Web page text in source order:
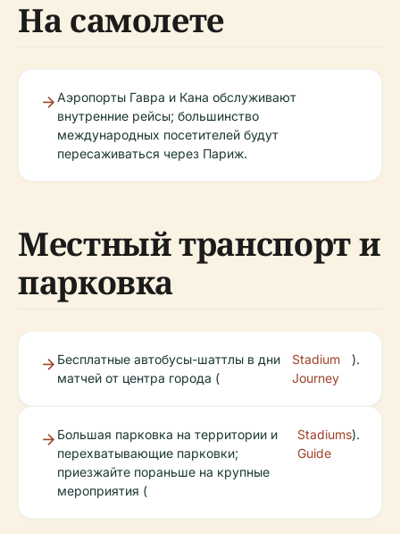
На самолете
Аэропорты Гавра и Кана обслуживают
внутренние рейсы; большинство
международных посетителей будут
пересаживаться через Париж.
Местный транспорт и
парковка
Бесплатные автобусы-шаттлы в дни
матчей от центра города (
Stadium
Journey
).
Большая парковка на территории и
перехватывающие парковки;
приезжайте пораньше на крупные
мероприятия (
Stadiums
Guide
).